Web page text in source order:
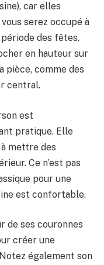
car elles
serez occupé à
des fêtes.
en hauteur sur
pièce, comme des
central.
est
pratique. Elle
à mettre des
Ce n’est pas
pour une
est confortable.
de ses couronnes
créer une
également son